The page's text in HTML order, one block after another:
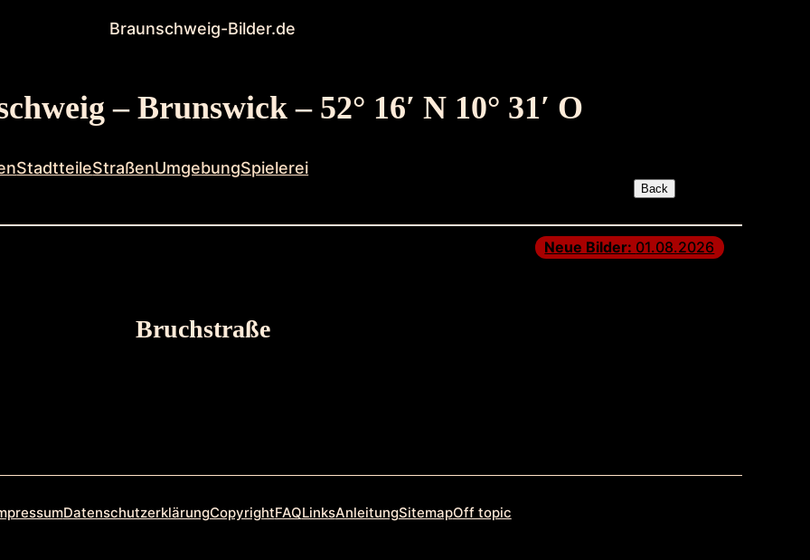
Braunschweig-Bilder.de
– Brunswick – 52° 16′ N 10° 31′ O
StadtteileStraßenUmgebungSpielerei
Neue Bilder: 01.08.2026
Bruchstraße
DatenschutzerklärungCopyrightFAQLinksAnleitungSitemapOff topic